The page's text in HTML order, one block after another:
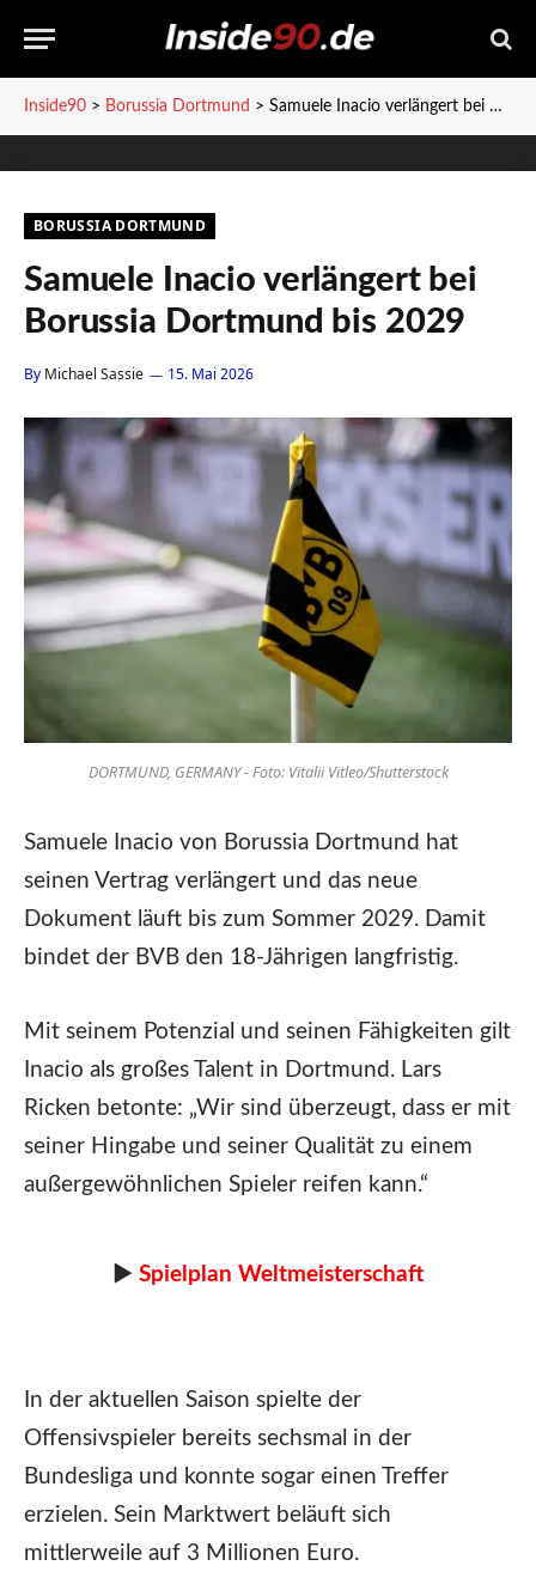
Inside90 > Borussia Dortmund > Samuele Inacio verlängert bei Borussia Dortmund bis 2029
BORUSSIA DORTMUND
Samuele Inacio verlängert bei
Borussia Dortmund bis 2029
By Michael Sassie 15. Mai 2026
DORTMUND, GERMANY - Foto: Vitalii Vitleo/Shutterstock
Samuele Inacio von Borussia Dortmund hat
seinen Vertrag verlängert und das neue
Dokument läuft bis zum Sommer 2029. Damit
bindet der BVB den 18-Jährigen langfristig.
Mit seinem Potenzial und seinen Fähigkeiten gilt
Inacio als großes Talent in Dortmund. Lars
Ricken betonte: „Wir sind überzeugt, dass er mit
seiner Hingabe und seiner Qualität zu einem
außergewöhnlichen Spieler reifen kann.“
► Spielplan Weltmeisterschaft
In der aktuellen Saison spielte der
Offensivspieler bereits sechsmal in der
Bundesliga und konnte sogar einen Treffer
erzielen. Sein Marktwert beläuft sich
mittlerweile auf 3 Millionen Euro.